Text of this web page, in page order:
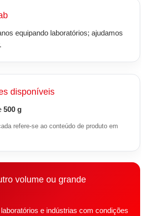
equipando laboratórios; ajudamos
disponíveis
500 g
refere-se ao conteúdo de produto em
volume ou grande
e indústrias com condições